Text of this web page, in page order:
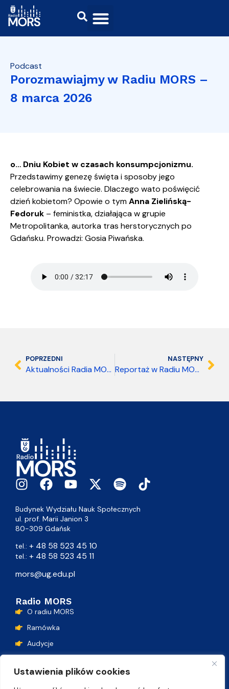
Ustawienia plików cookies
Podcast
Porozmawiajmy w Radiu MORS –
8 marca 2026
o… Dniu Kobiet w czasach konsumpcjonizmu.
Przedstawimy genezę święta i sposoby jego
celebrowania na świecie. Dlaczego wato poświęcić
dzień kobietom? Opowie o tymAnna Zielińską-
Fedoruk – feministka, działająca w grupie
Metropolitanka, autorka tras herstorycznych po
Gdańsku. Prowadzi: Gosia Piwańska.
POPRZEDNI
Aktualności Radia MORS 16.03.2026 08:00
NASTĘPNY
Reportaż w Radiu MORS – 8 marca 2026
Budynek Wydziału Nauk Społecznych
ul. prof. Marii Janion 3
80-309 Gdańsk
tel.: + 48 58 523 45 10
tel.: + 48 58 523 45 11
mors@ug.edu.pl
Radio MORS
O radiu MORS
Ramówka
Audycje
Lista przebojów